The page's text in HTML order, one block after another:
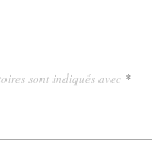
sont indiqués avec *